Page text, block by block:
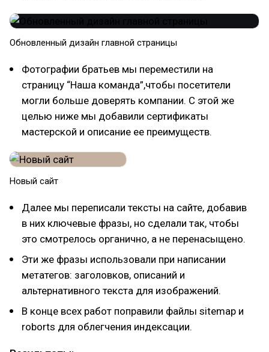
Обновленный дизайн главной страницы
Фотографии братьев мы переместили на
страницу “Наша команда”,чтобы посетители
могли больше доверять компании. С этой же
целью ниже мы добавили сертификаты
мастерской и описание ее преимуществ.
Новый сайт
Далее мы переписали тексты на сайте, добавив
в них ключевые фразы, но сделали так, чтобы
это смотрелось органично, а не перенасыщено.
Эти же фразы использовали при написании
метатегов: заголовков, описаний и
альтернативного текста для изображений.
В конце всех работ поправили файлы sitemap и
roborts для облегчения индексации.